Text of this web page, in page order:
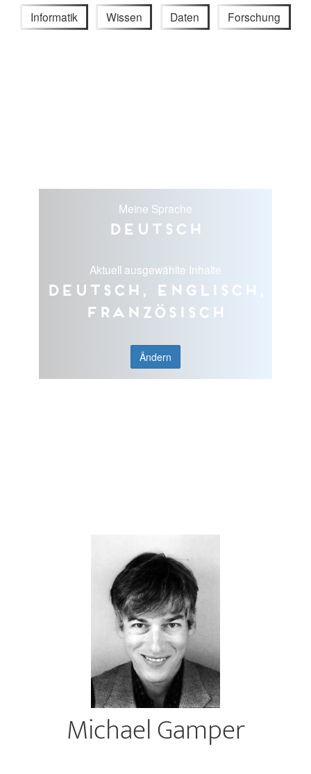
Informatik Wissen Daten Forschung
Meine Sprache
Deutsch
Aktuell ausgewählte Inhalte
Deutsch, Englisch,
Französisch
Ändern
Michael Gamper